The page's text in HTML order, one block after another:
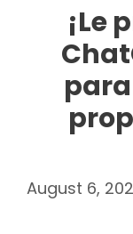
¡Le
August 6,